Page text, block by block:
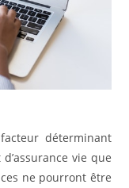
déterminant
vie que
ne pourront être